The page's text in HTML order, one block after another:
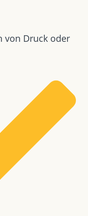
von Druck oder